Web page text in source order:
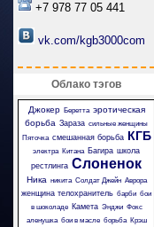
+7 978 77 05 441
vk.com/kgb3000com
Облако тэгов
Джокер Беретта эротическая
борьба Зараза сильные женщины
Пяточка смешанная борьба КГБ
электра Китана Багира школа
рестлинга Слоненок
Ника никита Солдат Джейн Аврора
женщина телохранитель барби бои
в шоколаде
Камета Энджи Фокс
аленушка бои в масле борьба Крэш